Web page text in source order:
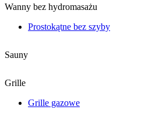
Wanny bez hydromasażu
Prostokątne bez szyby
Sauny
Grille
Grille gazowe